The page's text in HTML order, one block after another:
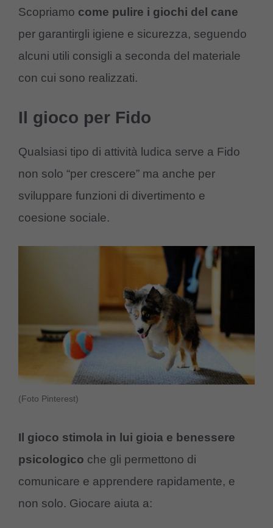
Scopriamo come pulire i giochi del cane
per garantirgli igiene e sicurezza, seguendo
alcuni utili consigli a seconda del materiale
con cui sono realizzati.
Il gioco per Fido
Qualsiasi tipo di attività ludica serve a Fido
non solo “per crescere” ma anche per
sviluppare funzioni di divertimento e
coesione sociale.
(Foto Pinterest)
Il gioco stimola in lui gioia e benessere
psicologico che gli permettono di
comunicare e apprendere rapidamente, e
non solo. Giocare aiuta a: